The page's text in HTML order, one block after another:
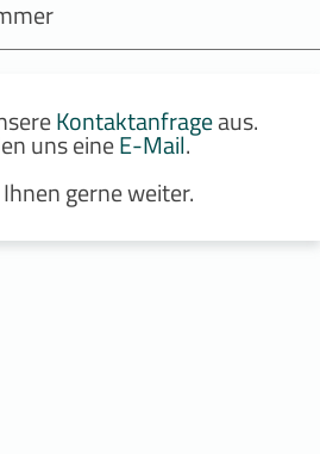
Kontaktanfrageaus.
uns eineE-Mail.
gerne weiter.